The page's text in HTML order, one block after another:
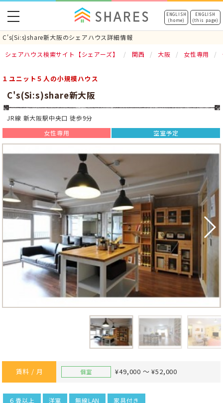
ENGLISH
(home)
ENGLISH
(this page)
C's(Si:s)share新大阪のシェアハウス詳細情報
toggle
navigation
シェアハウス検索サイト【シェアーズ】 関西 大阪 女性専用
１ユニット５人の小規模ハウス
C's(Si:s)share新大阪
JR線 新大阪駅中央口 徒歩9分
女性専用
空室予定
賃料 / 月 個室 ¥49,000 ～ ¥52,000
６畳以上 洋室 無線LAN
家具付き